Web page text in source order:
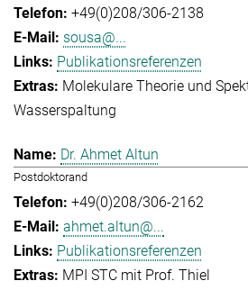
+49(0)208/306-2138
sousa@...
Publikationsreferenzen
Molekulare Theorie und
Wasserspaltung
Dr. Ahmet Altun
Postdoktorand
+49(0)208/306-2162
ahmet.altun@...
Publikationsreferenzen
MPI STC mit Prof. Thiel